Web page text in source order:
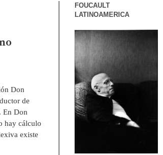
Don
de
En Don
hay cálculo
existe
FOUCAULT
LATINOAMERICA